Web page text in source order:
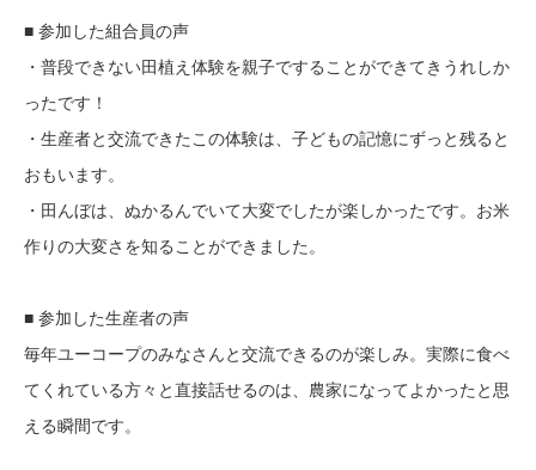
■ 参加した組合員の声
・普段できない田植え体験を親子ですることができてきうれしか
ったです！
・生産者と交流できたこの体験は、子どもの記憶にずっと残ると
おもいます。
・田んぼは、ぬかるんでいて大変でしたが楽しかったです。お米
作りの大変さを知ることができました。
■ 参加した生産者の声
毎年ユーコープのみなさんと交流できるのが楽しみ。実際に食べ
てくれている方々と直接話せるのは、農家になってよかったと思
える瞬間です。